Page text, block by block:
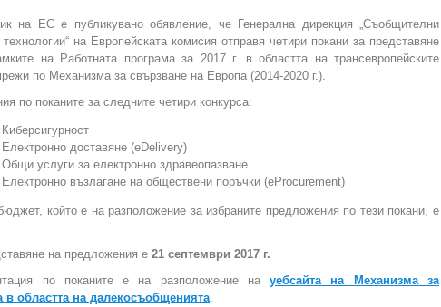
на ЕС е публикувано обявление, че Генерална дирекция „Съобщителни
на Европейската комисия отправя четири покани за представяне
на Работната програма за 2017 г. в областта на трансевропейските
по Механизма за свързване на Европа (2014-2020 г.).
по поканите за следните четири конкурса:
доставяне (eDelivery)
услуги за електронно здравеопазване
възлагане на обществени поръчки (eProcurement)
който е на разположение за избраните предложения по тези покани, е
на предложения е 21 септември 2017 г.
по поканите е на разположение науебсайта на Механизма за
областта на далекосъобщенията.